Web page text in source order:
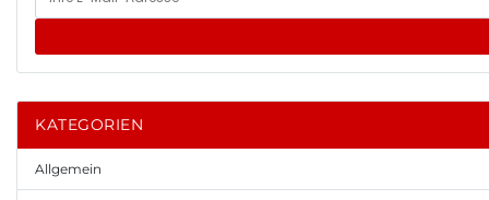
KATEGORIEN
Allgemein